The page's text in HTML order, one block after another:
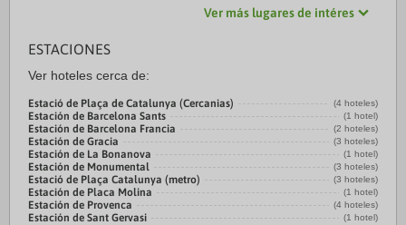
Ver más lugares de intéres
ESTACIONES
Ver hoteles cerca de:
Estació de Plaça de Catalunya (Cercanias) (4 hoteles)
Estación de Barcelona Sants (1 hotel)
Estación de Barcelona Francia (2 hoteles)
Estación de Gracia (3 hoteles)
Estación de La Bonanova (1 hotel)
Estación de Monumental (3 hoteles)
Estació de Plaça Catalunya (metro) (3 hoteles)
Estación de Placa Molina (1 hotel)
Estación de Provenca (4 hoteles)
Estación de Sant Gervasi (1 hotel)